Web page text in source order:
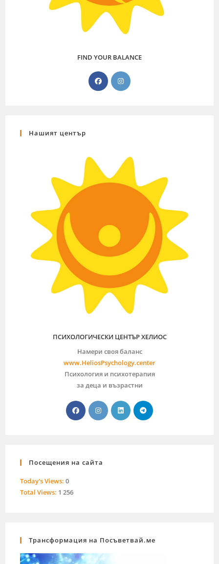
FIND YOUR BALANCE
Нашият център
ПСИХОЛОГИЧЕСКИ ЦЕНТЪР ХЕЛИОС
Намери своя баланс
www.HeliosPsychology.center
Психология и психотерапия
за деца и възрастни
Посещения на сайта
Today's Views:0
Total Views: 1 256
Трансформация на Посъветвай.ме